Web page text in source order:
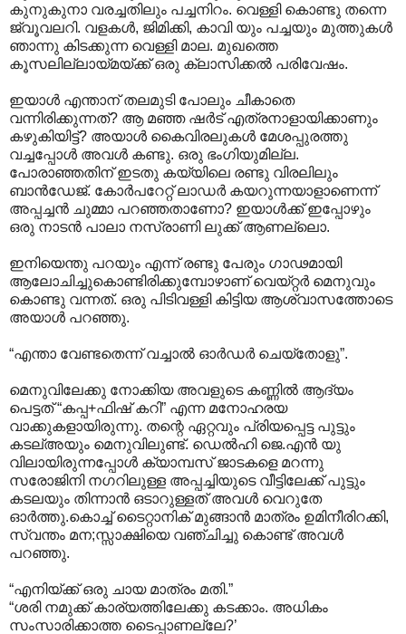
കുനുകുനാ വരച്ചതിലും പച്ചനിറം. വെള്ളി കൊണ്ടു തന്നെ
ജ്വൂവലറി. വളകള്‍, ജിമിക്കി, കാവി യും പച്ചയും മുത്തുകള്‍
ഞാന്നു കിടക്കുന്ന വെള്ളി മാല. മുഖത്തെ
കൂസലില്ലായ്മയ്ക്ക് ഒരു ക്ലാസിക്കല്‍ പരിവേഷം.
ഇയാള്‍ എന്താന് തലമുടി പോലും ചീകാതെ
വന്നിരിക്കുന്നത്? ആ മഞ്ഞ ഷര്‍ട് എത്രനാളായിക്കാണും
കഴുകിയിട്ട്? അയാള്‍ കൈവിരലുകള്‍ മേശപ്പുരത്തു
വച്ചപ്പോള്‍ അവള്‍‍ കണ്ടു. ഒരു ഭംഗിയുമില്ല.
പോരാഞ്ഞതിന് ഇടതു കയ്യിലെ രണ്ടു വിരലിലും
ബാന്‍ഡേജ്. കോര്‍പറേറ്റ് ലാഡര്‍ കയറുന്നയാളാണെന്ന്
അപ്പച്ചന്‍ ചുമ്മാ പറഞ്ഞതാണോ? ഇയാള്‍ക്ക് ഇപ്പോഴും
ഒരു നാടന്‍ പാലാ നസ്രാണി ലുക്ക് ആണല്ലൊ.
ഇനിയെന്തു പറയും എന്ന് രണ്ടു പേരും ഗാഢമായി
ആലോചിച്ചുകൊണ്ടിരിക്കുമ്പോഴാണ് വെയ്റ്റര്‍ മെനുവും
കൊണ്ടു വന്നത്. ഒരു പിടിവള്ളി കിട്ടിയ ആശ്വാസത്തോടെ
അയാള്‍ പറഞ്ഞു.
“എന്താ വേണ്ടതെന്ന് വച്ചാല്‍ ഓര്‍ഡര്‍ ചെയ്തോളു”.
മെനുവിലേക്കു നോക്കിയ അവളുടെ കണ്ണില്‍ ആദ്യം
പെട്ടത് “കപ്പ+ഫിഷ് കറി” എന്ന മനോഹരയ
വാക്കുകളായിരുന്നു. തന്റെ ഏറ്റവും പ്രിയപ്പെട്ട പുട്ടും
കടല്അയും മെനുവിലുണ്ട്. ഡെല്‍ഹി ജെ.എന്‍ യു
വിലായിരുന്നപ്പോള്‍ ക്യാമ്പസ് ജാടകളെ മറന്നു
സരോജിനി നഗറിലുള്ള അപ്പച്ചിയുടെ വീട്ടിലേക്ക് പുട്ടും
കടലയും തിന്നാന്‍ ഒടാറുള്ളത് അവള്‍ വെറുതേ
ഓര്‍ത്തു.കൊച്ച് ടൈറ്റാനിക് മുങ്ങാന്‍ മാത്രം ഉമിനീരിറക്കി,
സ്വന്തം മന;സ്സാക്ഷിയെ വഞ്ചിച്ചു കൊണ്ട് അവള്‍
പറഞ്ഞു.
“എനിയ്ക്ക് ഒരു ചായ മാത്രം മതി.”
“ശരി നമുക്ക് കാര്യത്തിലേക്കു കടക്കാം. അധികം
സംസാരിക്കാത്ത ടൈപ്പാണല്ലേ?’